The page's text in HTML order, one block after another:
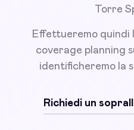
Torre
Effettueremo quindi
coverage planning
identificheremo la
Richiedi un